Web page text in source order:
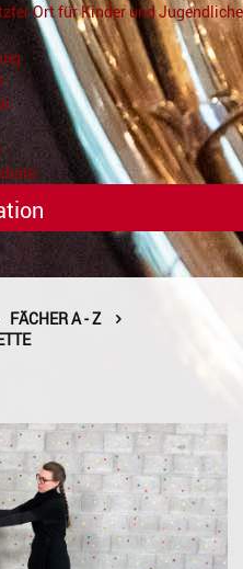
Ort für Kinder und Jugendliche
A - Z
Musikpädagogik
FÄCHER A - Z